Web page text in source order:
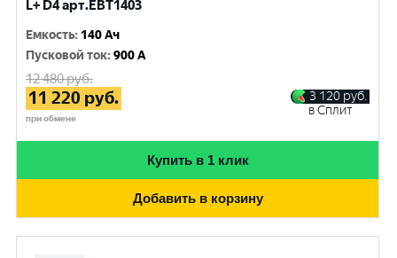
L+ D4 арт.EBT1403
Емкость: 140 Ач
Пусковой ток:900 A
12 480руб.
11 220 руб.
при обмене
3 120 руб.
в Сплит
Купить в 1 клик
Добавить в корзину